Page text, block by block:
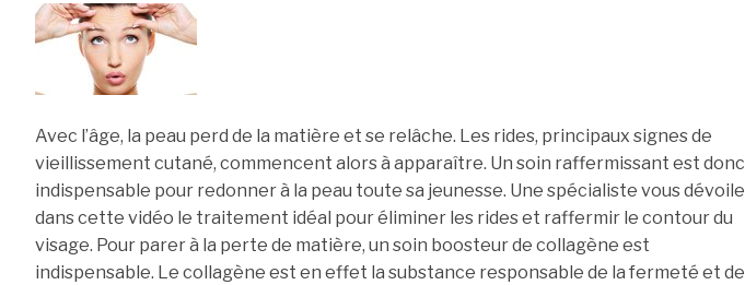
Avec l’âge, la peau perd de la matière et se relâche. Les rides, principaux signes de
vieillissement cutané, commencent alors à apparaître. Un soin raffermissant est donc
indispensable pour redonner à la peau toute sa jeunesse. Une spécialiste vous dévoile
dans cette vidéo le traitement idéal pour éliminer les rides et raffermir le contour du
visage. Pour parer à la perte de matière, un soin boosteur de collagène est
indispensable. Le collagène est en effet la substance responsable de la fermeté et de